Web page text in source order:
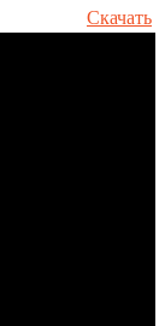
Скачать